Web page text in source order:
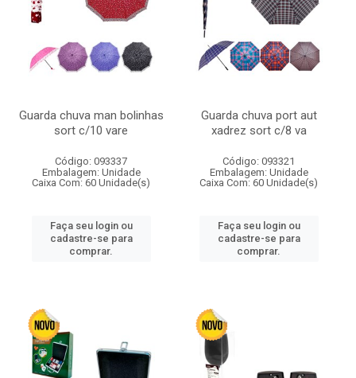
Guarda chuva man bolinhas
sort c/10 vare
Código: 093337
Embalagem: Unidade
Caixa Com: 60 Unidade(s)
Faça seu login ou
cadastre-se para
comprar.
Guarda chuva port aut
xadrez sort c/8 va
Código: 093321
Embalagem: Unidade
Caixa Com: 60 Unidade(s)
Faça seu login ou
cadastre-se para
comprar.